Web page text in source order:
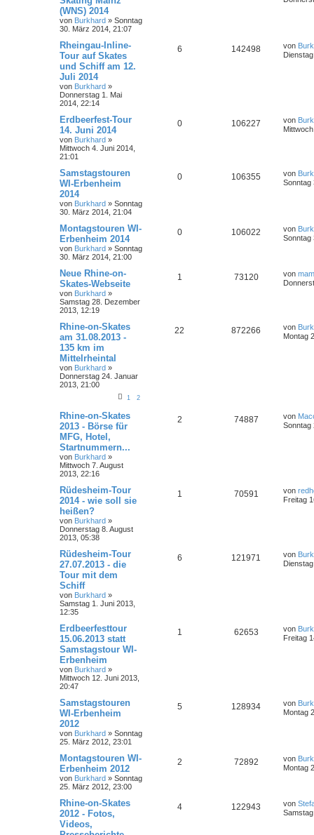
(WNS) 2014
von Burkhard » Sonntag
30. März 2014, 21:07
Rheingau-Inline-
Tour auf Skates
und Schiff am 12.
Juli 2014
von Burkhard »
Donnerstag 1. Mai
2014, 22:14
6 142498 von
Erdbeerfest-Tour
14. Juni 2014
von Burkhard »
Mittwoch 4. Juni 2014,
21:01
0 106227 von
Samstagstouren
WI-Erbenheim
2014
von Burkhard » Sonntag
30. März 2014, 21:04
0 106355 von
Sonntag
Montagstouren WI-
Erbenheim 2014
von Burkhard » Sonntag
30. März 2014, 21:00
0 106022 von
Sonntag
Neue Rhine-on-
Skates-Webseite
von Burkhard »
Samstag 28. Dezember
2013, 12:19
1 73120 von
Rhine-on-Skates
am 31.08.2013 -
135 km im
Mittelrheintal
von Burkhard »
Donnerstag 24. Januar
2013, 21:00
1 2
22 872266 von
Montag
Rhine-on-Skates
2013 - Börse für
MFG, Hotel,
Startnummern...
von Burkhard »
Mittwoch 7. August
2013, 22:16
2 74887 von
Sonntag
Rüdesheim-Tour
2014 - wie soll sie
heißen?
von Burkhard »
Donnerstag 8. August
2013, 05:38
1 70591 von
Freitag
Rüdesheim-Tour
27.07.2013 - die
Tour mit dem
Schiff
von Burkhard »
Samstag 1. Juni 2013,
12:35
6 121971 von
Erdbeerfesttour
15.06.2013 statt
Samstagstour WI-
Erbenheim
von Burkhard »
Mittwoch 12. Juni 2013,
20:47
1 62653 von
Freitag
Samstagstouren
WI-Erbenheim
2012
von Burkhard » Sonntag
25. März 2012, 23:01
5 128934 von
Montag
Montagstouren WI-
Erbenheim 2012
von Burkhard » Sonntag
25. März 2012, 23:00
2 72892 von
Montag
Rhine-on-Skates
2012 - Fotos,
Videos,
4 122943 von